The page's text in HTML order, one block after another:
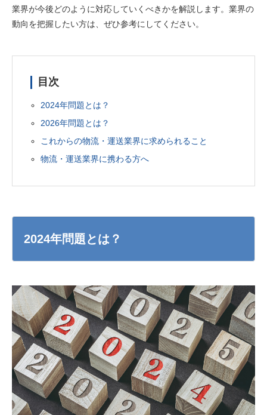
業界が今後どのように対応していくべきかを解説します。業界の
動向を把握したい方は、ぜひ参考にしてください。
目次
2024年問題とは？
2026年問題とは？
これからの物流・運送業界に求められること
物流・運送業界に携わる方へ
2024年問題とは？